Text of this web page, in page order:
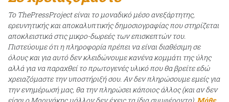
Το ThePressProject είναι το μοναδικό μέσο ανεξάρτητης,
ερευνητικής και αποκαλυπτικής δημοσιογραφίας που στηρίζεται
αποκλειστικά στις μικρο-δωρεές των επισκεπτών του.
Πιστεύουμε ότι η πληροφορία πρέπει να είναι διαθέσιμη σε
όλους και για αυτό δεν κλειδώνουμε κανένα κομμάτι της ύλης
αλλά για να παραχθεί το πρωτογενές υλικό που θα βρείτε εδώ
χρειαζόμαστε την υποστήριξή σου. Αν δεν πληρώσουμε εμείς για
την ενημέρωσή μας, θα την πληρώσει κάποιος άλλος (και αν δεν